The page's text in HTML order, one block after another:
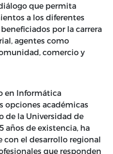
que permita
a los diferentes
por la carrera
agentes como
comercio y
en Informática
opciones académicas
de la Universidad de
años de existencia, ha
el desarrollo regional
que responden